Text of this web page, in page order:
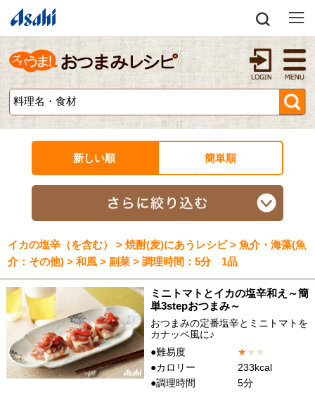
新しい順 簡単順
イカの塩辛（を含む） > 焼酎(麦)にあうレシピ > 魚介・海藻(魚
介：その他) > 和風 > 副菜 > 調理時間：5分 1品
ミニトマトとイカの塩辛和え～簡
単3stepおつまみ～
おつまみの定番塩辛とミニトマトを
カナッペ風に♪
●難易度
★★ ★
●カロリー
233kcal
●調理時間
5分